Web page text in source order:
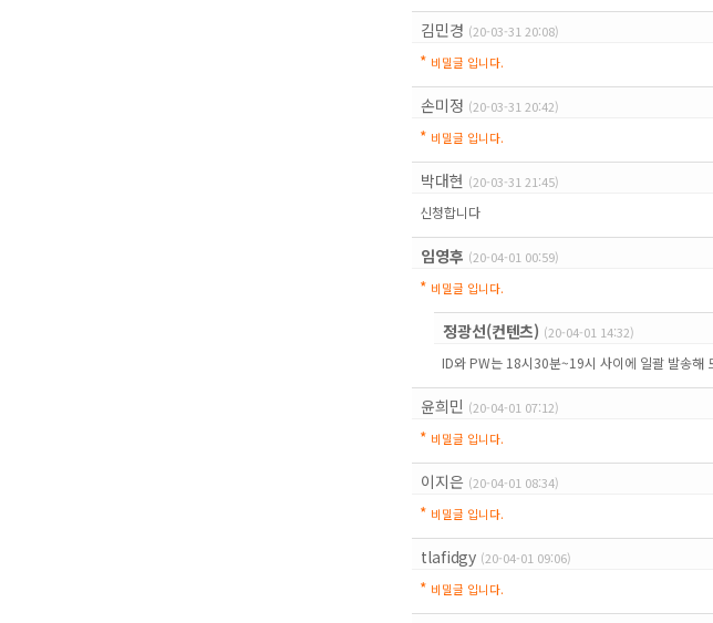
김민경 (20-03-31 20:08)
* 비밀글 입니다.
손미정 (20-03-31 20:42)
* 비밀글 입니다.
박대현 (20-03-31 21:45)
신청합니다
임영후 (20-04-01 00:59)
* 비밀글 입니다.
정광선(컨텐츠) (20-04-01 14:32)
ID와 PW는 18시30분~19시 사이에 일괄 발송해
윤희민 (20-04-01 07:12)
* 비밀글 입니다.
이지은 (20-04-01 08:34)
* 비밀글 입니다.
tlafidgy (20-04-01 09:06)
* 비밀글 입니다.